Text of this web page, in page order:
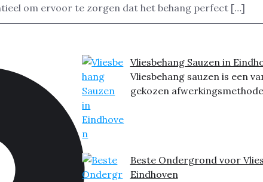
om ervoor te zorgen dat het behang perfect […]
Vliesbehang Sauzen in
Vliesbehang sauzen is een
gekozen
Beste Ondergrond voor
Eindhoven